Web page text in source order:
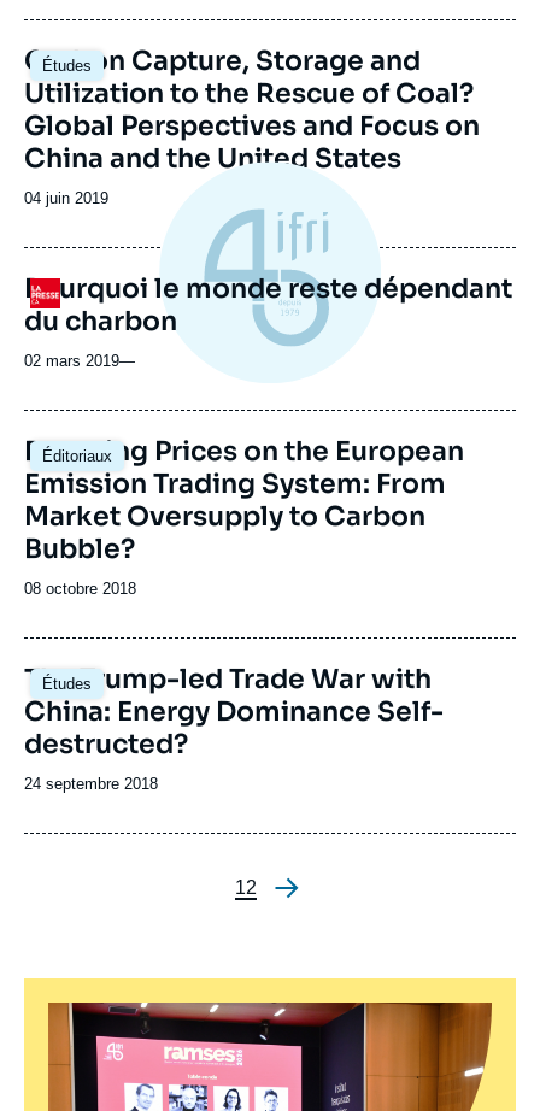
publication
Études
Image
principale
Carbon Capture, Storage and
Utilization to the Rescue of Coal?
Global Perspectives and Focus on
China and the United States
Date
publication
04 juin 2019
Logo
Pourquoi le monde reste dépendant
du charbon
02 mars 2019—
Éditoriaux
Image
principale
Booming Prices on the European
Emission Trading System: From
Market Oversupply to Carbon
Bubble?
Date
publication
08 octobre 2018
Études
Image
principale
The Trump-led Trade War with
China: Energy Dominance Self-
destructed?
Date
publication
24 septembre 2018
Pagination
Page
1Page
2